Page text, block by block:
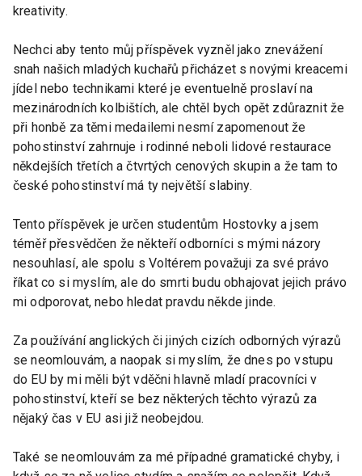
kreativity.
Nechci aby tento můj příspěvek vyzněl jako znevážení
snah našich mladých kuchařů přicházet s novými kreacemi
jídel nebo technikami které je eventuelně proslaví na
mezinárodních kolbištích, ale chtěl bych opět zdůraznit že
při honbě za těmi medailemi nesmí zapomenout že
pohostinství zahrnuje i rodinné neboli lidové restaurace
někdejších třetích a čtvrtých cenových skupin a že tam to
české pohostinství má ty největší slabiny.
Tento příspěvek je určen studentům Hostovky a jsem
téměř přesvědčen že někteří odborníci s mými názory
nesouhlasí, ale spolu s Voltérem považuji za své právo
říkat co si myslím, ale do smrti budu obhajovat jejich právo
mi odporovat, nebo hledat pravdu někde jinde.
Za používání anglických či jiných cizích odborných výrazů
se neomlouvám, a naopak si myslím, že dnes po vstupu
do EU by mi měli být vděčni hlavně mladí pracovníci v
pohostinství, kteří se bez některých těchto výrazů za
nějaký čas v EU asi již neobejdou.
Také se neomlouvám za mé případné gramatické chyby, i